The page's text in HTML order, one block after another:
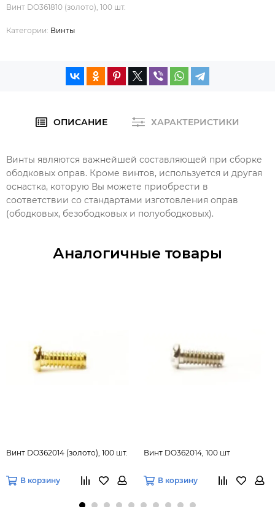
Винт DO361810 (золото), 100 шт.
Категории: Винты
ОПИСАНИЕ ХАРАКТЕРИСТИКИ
Винты являются важнейшей составляющей при сборке
ободковых оправ. Кроме винтов, используется и другая
оснастка, которую Вы можете приобрести в
соответствии со стандартами изготовления оправ
(ободковых, безободковых и полуободковых).
Аналогичные товары
Винт DO362014 (золото), 100 шт.
В корзину
Винт DO362014, 100 шт
В корзину